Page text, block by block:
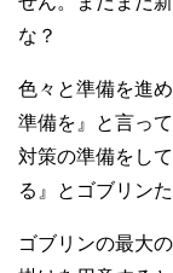
な？
色々と準備を進
準備を』と言っ
対策の準備をし
る』とゴブリン
ゴブリンの最大